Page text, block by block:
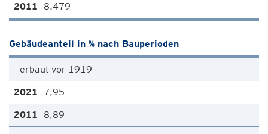
8.479
Gebäudeanteil in % nach Bauperioden
erbaut vor 1919
7,95
8,89